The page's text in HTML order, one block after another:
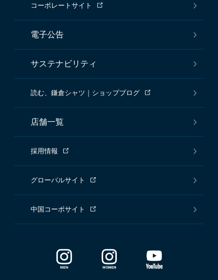
コーポレートサイト
電子公告
サステナビリティ
読む、鎌倉シャツ｜ショップブログ
店舗一覧
採用情報
グローバルサイト
中国コーポサイト